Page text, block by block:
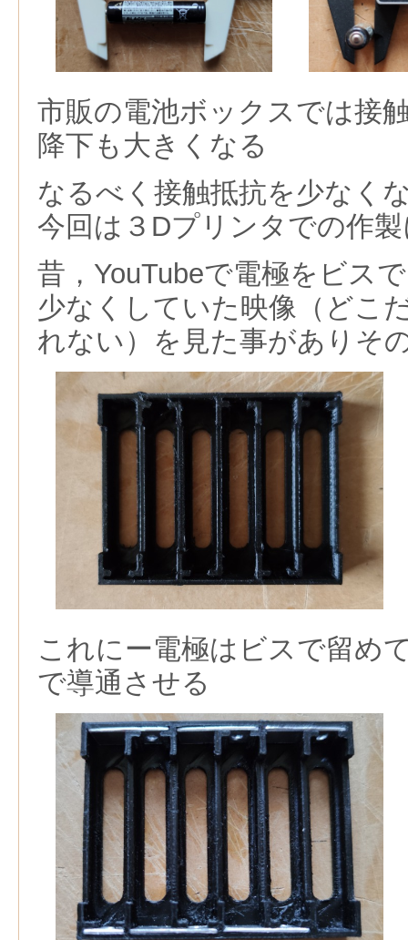
市販の電池ボックスでは接
降下も大きくなる
なるべく接触抵抗を少なく
今回は３Dプリンタでの作
昔，YouTubeで電極をビス
少なくしていた映像（どこ
れない）を見た事がありそ
これにー電極はビスで留め
で導通させる